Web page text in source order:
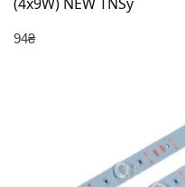
94₴